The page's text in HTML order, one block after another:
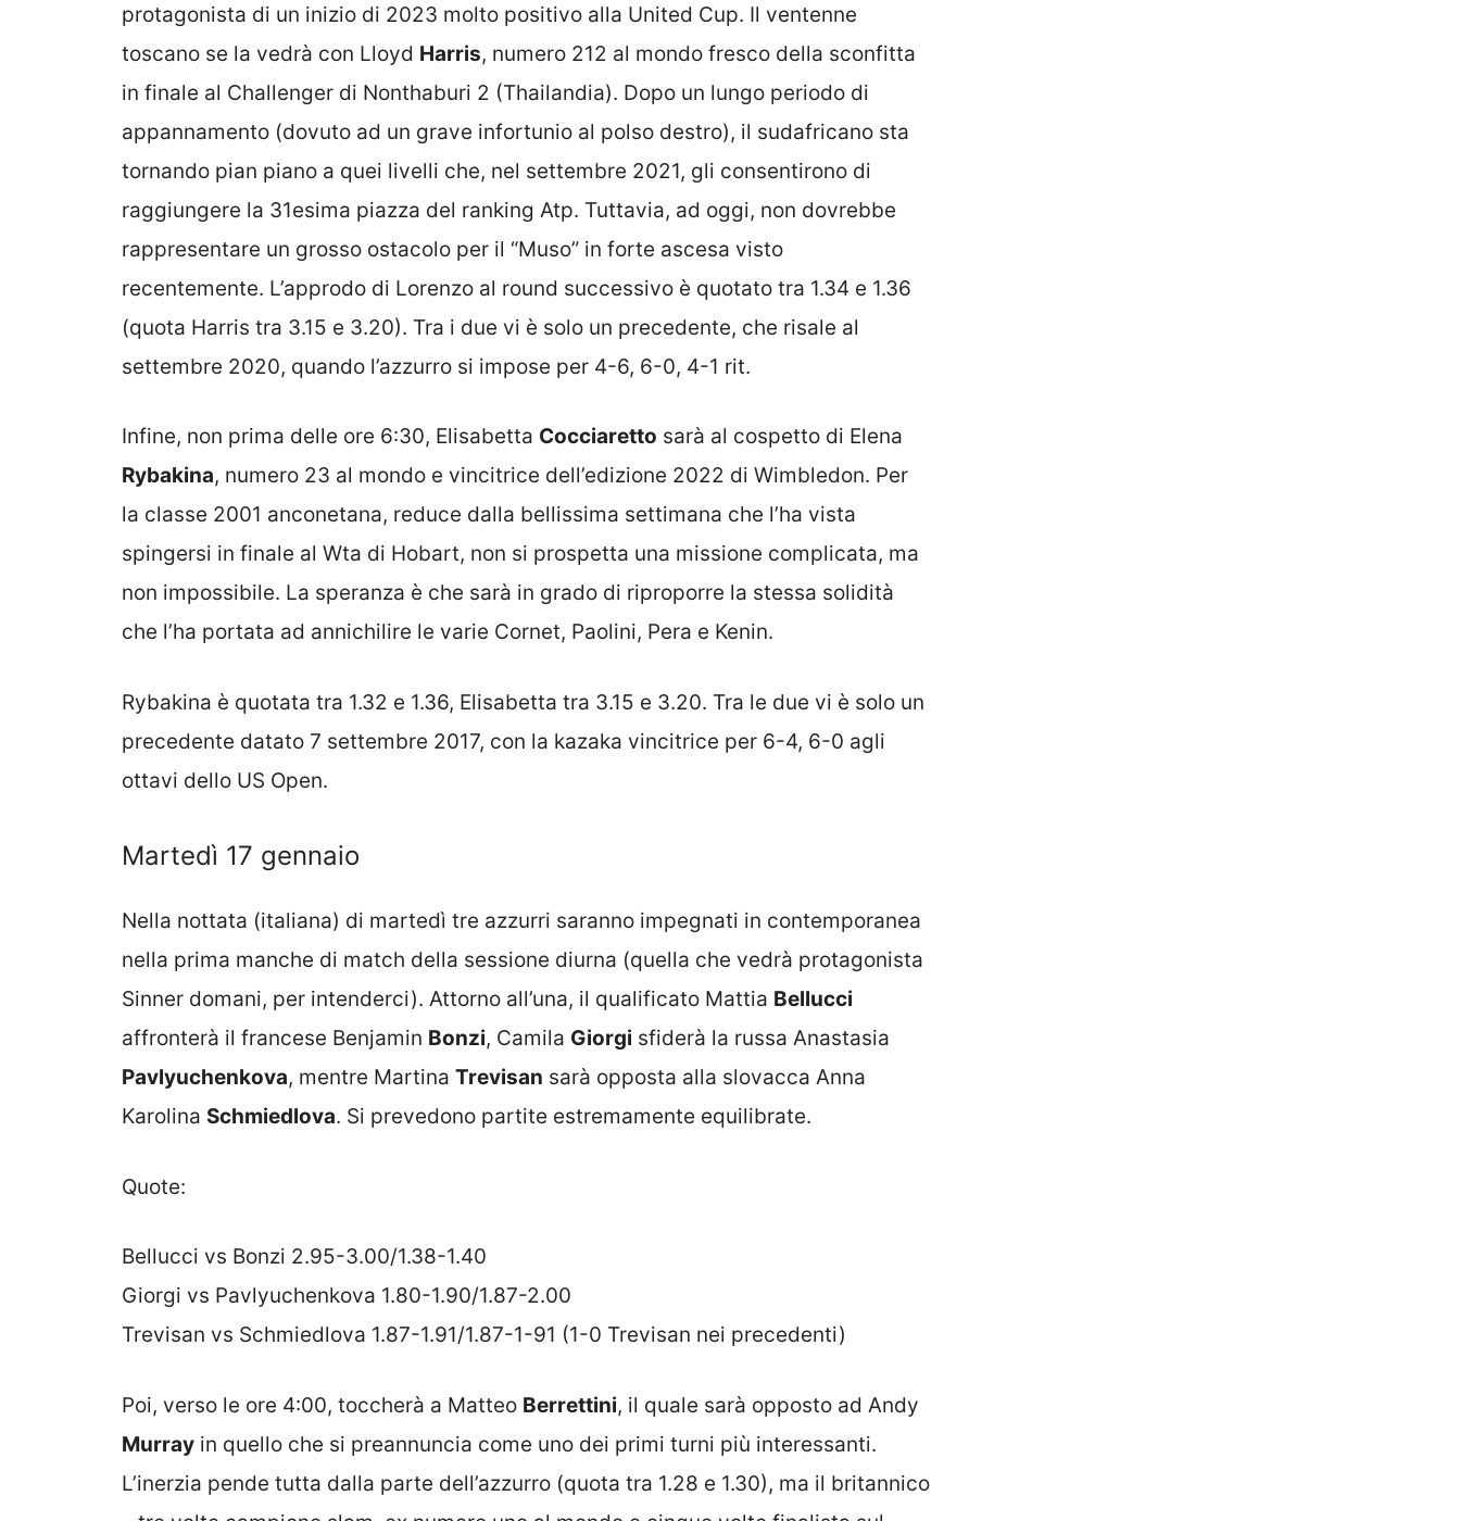
protagonista di un inizio di 2023 molto positivo alla United Cup. Il ventenne
toscano se la vedrà con Lloyd Harris, numero 212 al mondo fresco della sconfitta
in finale al Challenger di Nonthaburi 2 (Thailandia). Dopo un lungo periodo di
appannamento (dovuto ad un grave infortunio al polso destro), il sudafricano sta
tornando pian piano a quei livelli che, nel settembre 2021, gli consentirono di
raggiungere la 31esima piazza del ranking Atp. Tuttavia, ad oggi, non dovrebbe
rappresentare un grosso ostacolo per il “Muso” in forte ascesa visto
recentemente. L’approdo di Lorenzo al round successivo è quotato tra 1.34 e 1.36
(quota Harris tra 3.15 e 3.20). Tra i due vi è solo un precedente, che risale al
settembre 2020, quando l’azzurro si impose per 4-6, 6-0, 4-1 rit.
Infine, non prima delle ore 6:30, Elisabetta Cocciaretto sarà al cospetto di Elena
Rybakina, numero 23 al mondo e vincitrice dell’edizione 2022 di Wimbledon. Per
la classe 2001 anconetana, reduce dalla bellissima settimana che l’ha vista
spingersi in finale al Wta di Hobart, non si prospetta una missione complicata, ma
non impossibile. La speranza è che sarà in grado di riproporre la stessa solidità
che l’ha portata ad annichilire le varie Cornet, Paolini, Pera e Kenin.
Rybakina è quotata tra 1.32 e 1.36, Elisabetta tra 3.15 e 3.20. Tra le due vi è solo un
precedente datato 7 settembre 2017, con la kazaka vincitrice per 6-4, 6-0 agli
ottavi dello US Open.
Martedì 17 gennaio
Nella nottata (italiana) di martedì tre azzurri saranno impegnati in contemporanea
nella prima manche di match della sessione diurna (quella che vedrà protagonista
Sinner domani, per intenderci). Attorno all’una, il qualificato Mattia Bellucci
affronterà il francese Benjamin Bonzi, Camila Giorgi sfiderà la russa Anastasia
Pavlyuchenkova, mentre Martina Trevisan sarà opposta alla slovacca Anna
Karolina Schmiedlova. Si prevedono partite estremamente equilibrate.
Quote:
Bellucci vs Bonzi 2.95-3.00/1.38-1.40
Giorgi vs Pavlyuchenkova 1.80-1.90/1.87-2.00
Trevisan vs Schmiedlova 1.87-1.91/1.87-1-91 (1-0 Trevisan nei precedenti)
Poi, verso le ore 4:00, toccherà a Matteo Berrettini, il quale sarà opposto ad Andy
Murray in quello che si preannuncia come uno dei primi turni più interessanti.
L’inerzia pende tutta dalla parte dell’azzurro (quota tra 1.28 e 1.30), ma il britannico